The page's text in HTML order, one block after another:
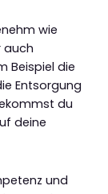
wie
auch
Beispiel die
Entsorgung
du
deine
und